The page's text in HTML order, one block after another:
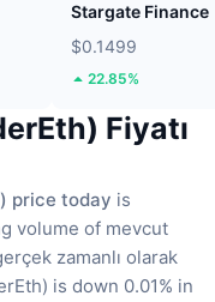
Stargate Finance
$0.1499
22.85%
Fiyatı
price today is
volume of mevcut
zamanlı olarak
is down 0.01% in